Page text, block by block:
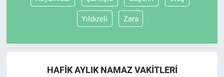
Yıldızeli Zara
HAFIK AYLIK NAMAZ VAKITLERI